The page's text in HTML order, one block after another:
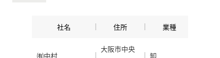
社名 住所 業種
㈲中村
大阪市中央
卸